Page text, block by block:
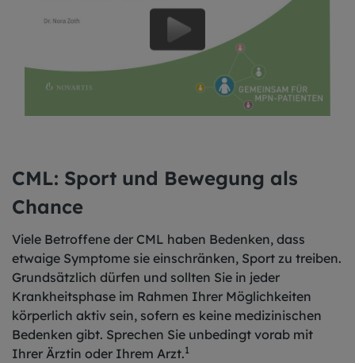
CML: Sport und Bewegung als
Chance
Viele Betroffene der CML haben Bedenken, dass
etwaige Symptome sie einschränken, Sport zu treiben.
Grundsätzlich dürfen und sollten Sie in jeder
Krankheitsphase im Rahmen Ihrer Möglichkeiten
körperlich aktiv sein, sofern es keine medizinischen
Bedenken gibt. Sprechen Sie unbedingt vorab mit
Ihrer Ärztin oder Ihrem Arzt.1